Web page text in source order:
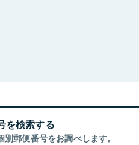
を検索する
郵便番号をお調べします。